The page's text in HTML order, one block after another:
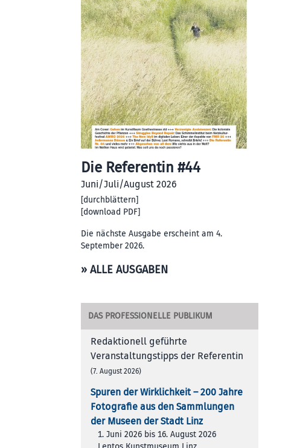
Die Referentin #44
Juni/Juli/August 2026
[durchblättern]
[download PDF]
Die nächste Ausgabe erscheint am 4.
September 2026.
» ALLE AUSGABEN
DAS PROFESSIONELLE PUBLIKUM
Redaktionell geführte
Veranstaltungstipps der Referentin
(7. August 2026)
Spuren der Wirklichkeit – 200 Jah­re
Foto­gra­fie aus den Samm­lun­gen
der Muse­en der Stadt Linz
1. Juni 2026 bis 16. August 2026